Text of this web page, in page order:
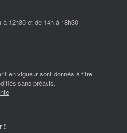
12h30 et de 14h à 18h30.
en vigueur sont donnés à titre
sans préavis.
!